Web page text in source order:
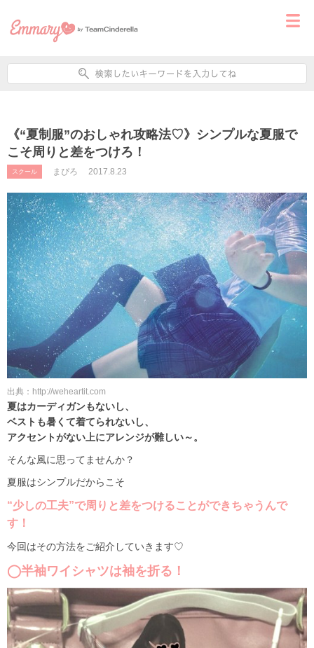
《“夏制服”のおしゃれ攻略法♡》シンプルな夏服で
こそ周りと差をつけろ！
スクール まぴろ 2017.8.23
出典：http://weheartit.com
夏はカーディガンもないし、
ベストも暑くて着てられないし、
アクセントがない上にアレンジが難しい～。
そんな風に思ってませんか？
夏服はシンプルだからこそ
“少しの工夫”で周りと差をつけることができちゃうんで
す！
今回はその方法をご紹介していきます♡
◯半袖ワイシャツは袖を折る！